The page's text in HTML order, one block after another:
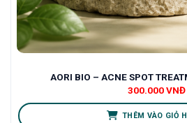
AORI BIO – ACNE SPOT
300.000VNĐ
THÊM VÀO GIỎ